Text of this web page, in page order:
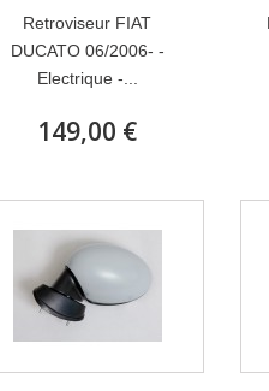
Retroviseur FIAT
DUCATO 06/2006- -
Electrique -...
149,00 €